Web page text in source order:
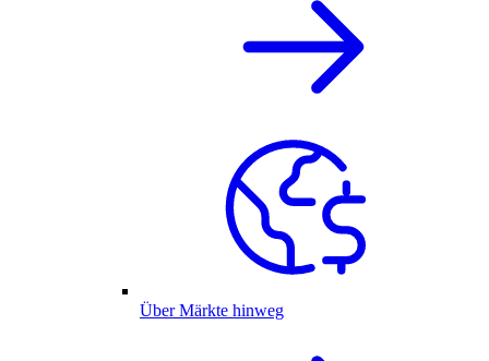
Über Märkte hinweg